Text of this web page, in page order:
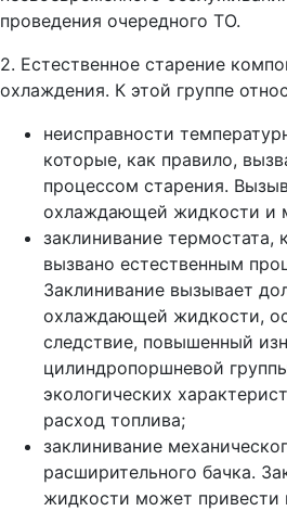
проведения очередного ТО.
2. Естественное старение
охлаждения. К этой группе
неисправности
которые, как правило,
процессом старения.
охлаждающей жидкости и
заклинивание термостата,
вызвано естественным
Заклинивание вызывает
охлаждающей жидкости,
следствие, повышенный
цилиндропоршневой
экологических
расход топлива;
заклинивание
расширительного бачка.
жидкости может